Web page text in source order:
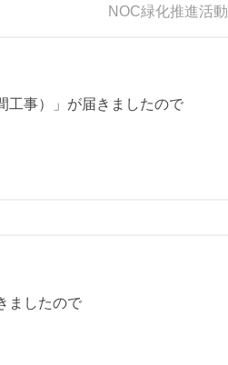
NOC緑化推進活動
工事）」が届きましたので
ましたので